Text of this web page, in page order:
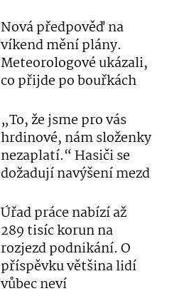
Nová předpověď na
víkend mění plány.
Meteorologové ukázali,
co přijde po bouřkách
„To, že jsme pro vás
hrdinové, nám složenky
nezaplatí.“ Hasiči se
dožadují navýšení mezd
Úřad práce nabízí až
289 tisíc korun na
rozjezd podnikání. O
příspěvku většina lidí
vůbec neví